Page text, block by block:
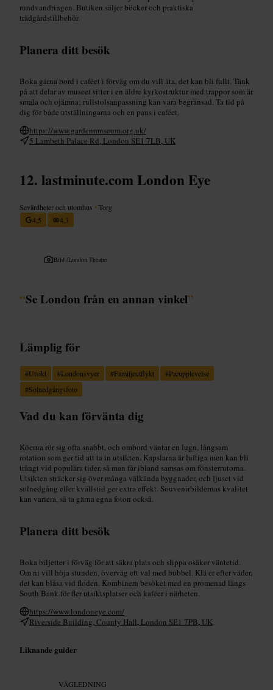
rundvandringen. Butiken säljer böcker och praktiska
trädgårdstillbehör.
Planera ditt besök
Boka gärna bord i caféet i förväg om du vill äta, det kan bli fullt. Tänk
på att delar av museet sitter i en äldre kyrkostruktur med trappor som är
smala och ojämna; rullstolsanpassning kan vara begränsad. Ta tid på
dig för både utställningarna och en paus i caféet.
https://www.gardenmuseum.org.uk/
5 Lambeth Palace Rd, London SE1 7LB, UK
lastminute.com London Eye
Sevärdheter och utomhus •Torg
4,5
4,3
Bild /London Theatre
“Se London från en annan vinkel”
Lämplig för
#Utsikt #Londonsvyer #Familjeutflykt #Parupplevelse
#Solnedgångsfoto
Vad du kan förvänta dig
Köerna rör sig ofta snabbt, och ombord väntar en lugn, långsam
rotation som ger tid att ta in utsikten. Kapslarna är luftiga men kan bli
trångt vid populära tider, så man får ibland samsas om fönsterrutorna.
Utsikten sträcker sig över många välkända byggnader, och ljuset vid
solnedgång eller kvällstid ger extra effekt. Souvenirbildernas kvalitet
kan variera, så ta gärna egna foton också.
Planera ditt besök
Boka biljetter i förväg för att säkra plats och slippa osäker väntetid.
Om ni vill höja stunden, överväg ett val med bubbel. Klä er efter väder,
det kan blåsa vid floden. Kombinera besöket med en promenad längs
South Bank för fler utsiktsplatser och kaféer i närheten.
https://www.londoneye.com/
Riverside Building, County Hall, London SE1 7PB, UK
Liknande guider
VÄGLEDNING